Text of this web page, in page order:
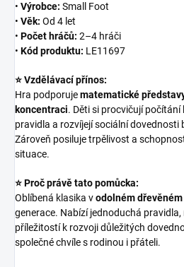
• Výrobce: Small Foot
• Věk: Od 4 let
• Počet hráčů: 2–4 hráči
• Kód produktu: LE11697
⭐ Vzdělávací přínos:
Hra podporujematematické
koncentraci. Děti si procvičují
pravidla a rozvíjejí sociální dovednosti
Zároveň posiluje trpělivost a
situace.
⭐ Proč právě tato pomůcka:
Oblíbená klasika vodolném
generace. Nabízí jednoduchá
příležitostí k rozvoji důležitých
společné chvíle s rodinou i přáteli.